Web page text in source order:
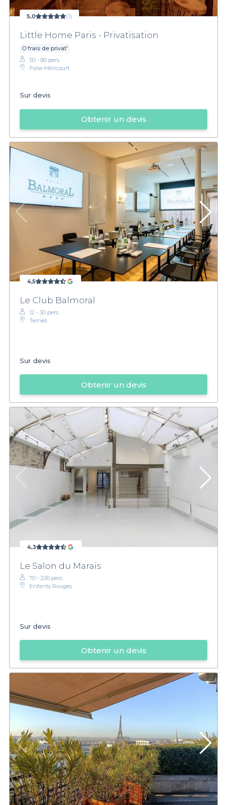
5,0 (1)
Little Home Paris - Privatisation
O frais de privat'
50 - 80 pers.
Folie-Méricourt
Sur devis
Obtenir un devis
4,5
Le Club Balmoral
12 - 30 pers.
Ternes
Sur devis
Obtenir un devis
4,3
Le Salon du Marais
70 - 200 pers.
Enfants Rouges
Sur devis
Obtenir un devis